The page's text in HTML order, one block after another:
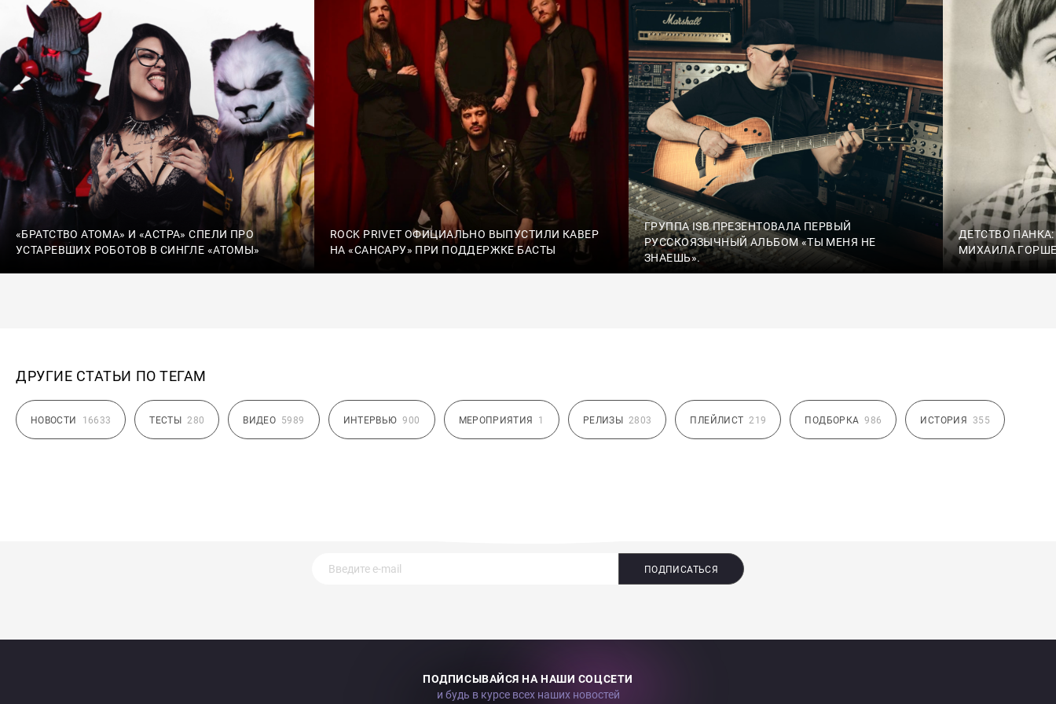
«БРАТСТВО АТОМА» И «АСТРА» СПЕЛИ ПРО
УСТАРЕВШИХ РОБОТОВ В СИНГЛЕ «АТОМЫ»
ROCK PRIVET ОФИЦИАЛЬНО ВЫПУСТИЛИ КАВЕР
НА «САНСАРУ» ПРИ ПОДДЕРЖКЕ БАСТЫ
ГРУППА ISB ПРЕЗЕНТОВАЛА ПЕРВЫЙ
РУССКОЯЗЫЧНЫЙ АЛЬБОМ «ТЫ МЕНЯ НЕ
ЗНАЕШЬ».
ДЕТСТВО
МИХАИЛА
ДРУГИЕ СТАТЬИ ПО ТЕГАМ
НОВОСТИ 16633 ТЕСТЫ 280 ВИДЕО 5989 ИНТЕРВЬЮ 900 МЕРОПРИЯТИЯ 1 РЕЛИЗЫ 2803 ПЛЕЙЛИСТ 219 ПОДБОРКА 986 ИСТОРИЯ 355
ПОДПИСАТЬСЯ
ПОДПИСЫВАЙСЯ НА НАШИ СОЦСЕТИ
и будь в курсе всех наших новостей